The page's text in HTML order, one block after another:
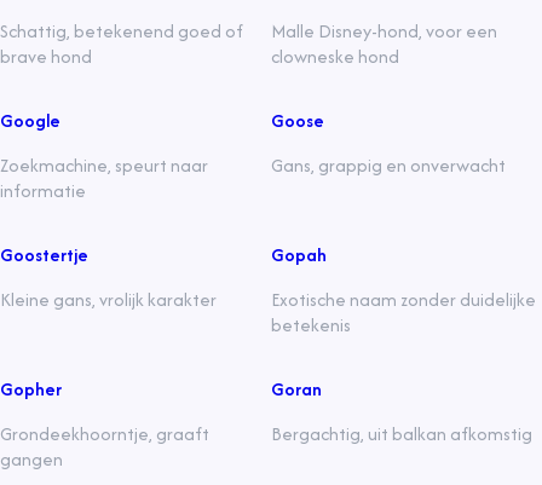
Schattig, betekenend goed of
brave hond
Malle Disney-hond, voor een
clowneske hond
Google
Zoekmachine, speurt naar
informatie
Goose
Gans, grappig en onverwacht
Goostertje
Kleine gans, vrolijk karakter
Gopah
Exotische naam zonder duidelijke
betekenis
Gopher
Grondeekhoorntje, graaft
gangen
Goran
Bergachtig, uit balkan afkomstig